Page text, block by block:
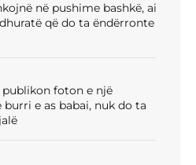
në pushime bashkë, ai
që do ta ëndërronte
publikon foton e një
e as babai, nuk do ta